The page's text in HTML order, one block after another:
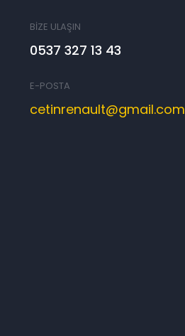
BİZE ULAŞIN
0537 327 13 43
E-POSTA
cetinrenault@gmail.com